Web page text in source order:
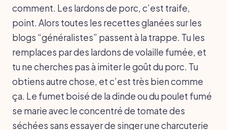
comment. Les lardons de porc, c’est traife,
point. Alors toutes les recettes glanées sur les
blogs “généralistes” passent à la trappe. Tu les
remplaces par des lardons de volaille fumée, et
tu ne cherches pas à imiter le goût du porc. Tu
obtiens autre chose, et c’est très bien comme
ça. Le fumet boisé de la dinde ou du poulet fumé
se marie avec le concentré de tomate des
séchées sans essayer de singer une charcuterie